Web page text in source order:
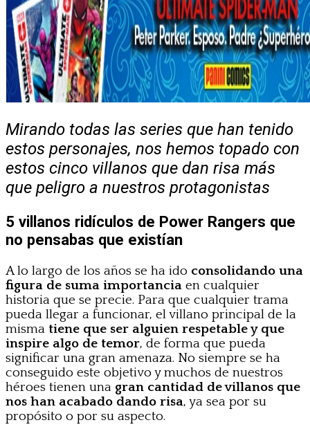
Mirando todas las series que han tenido
estos personajes, nos hemos topado con
estos cinco villanos que dan risa más
que peligro a nuestros protagonistas
5 villanos ridículos de Power Rangers que
no pensabas que existían
A lo largo de los años se ha ido consolidando una
figura de suma importancia en cualquier
historia que se precie. Para que cualquier trama
pueda llegar a funcionar, el villano principal de la
misma tiene que ser alguien respetable y que
inspire algo de temor, de forma que pueda
significar una gran amenaza. No siempre se ha
conseguido este objetivo y muchos de nuestros
héroes tienen una gran cantidad de villanos que
nos han acabado dando risa, ya sea por su
propósito o por su aspecto.